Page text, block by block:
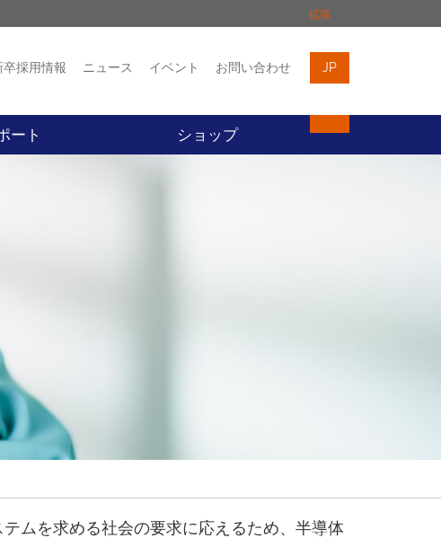
拡張
イベント お問い合わせ
卒採用情報 ニュース イベント お問い合わせ JP
ート ショップ
ムを求める社会の要求に応えるため、半導体